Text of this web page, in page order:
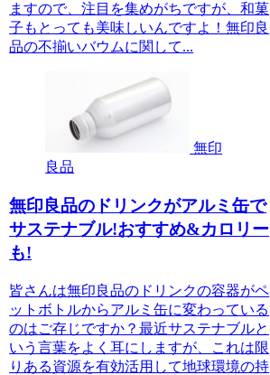
ますので、注目を集めがちですが、和菓
子もとっても美味しいんですよ！無印良
品の不揃いバウムに関して...
無印
良品
無印良品のドリンクがアルミ缶で
サステナブル!おすすめ&カロリー
も!
皆さんは無印良品のドリンクの容器がペ
ットボトルからアルミ缶に変わっている
のはご存じですか？最近サステナブルと
いう言葉をよく耳にしますが、これは限
りある資源を有効活用して地球環境の持